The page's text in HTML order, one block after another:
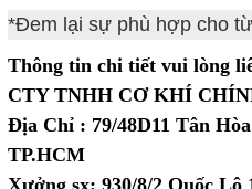
*Đem lại sự phù hợp cho
Thông tin chi tiết vui lòng
CTY TNHH CƠ KHÍ
Địa Chỉ : 79/48D11 Tân
TP.HCM
Xưởng sx: 930/8/2 Quốc